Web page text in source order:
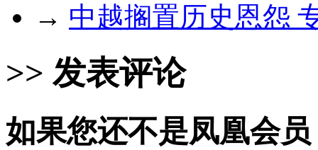
→ 中越搁置历史恩怨
>> 发表评论
如果您还不是凤凰会